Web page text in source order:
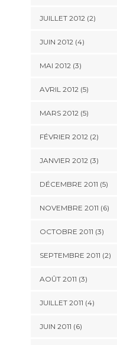
JUILLET 2012(2)
JUIN 2012(4)
MAI 2012(3)
AVRIL 2012(5)
MARS 2012(5)
FÉVRIER 2012(2)
JANVIER 2012(3)
DÉCEMBRE 2011 (5)
NOVEMBRE 2011 (6)
OCTOBRE 2011 (3)
SEPTEMBRE 2011 (2)
AOÛT 2011 (3)
JUILLET 2011 (4)
JUIN 2011 (6)